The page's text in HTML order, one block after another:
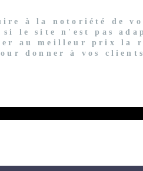
à la notoriété de
le site n'est pas
au meilleur prix la
donner à vos